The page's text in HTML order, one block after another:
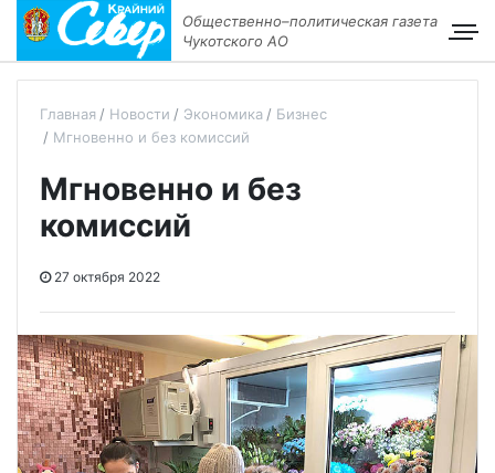
Общественно–политическая газета
Чукотского АО
Главная Новости Экономика
Бизнес
Мгновенно и без комиссий
Мгновенно и без
комиссий
27 октября 2022